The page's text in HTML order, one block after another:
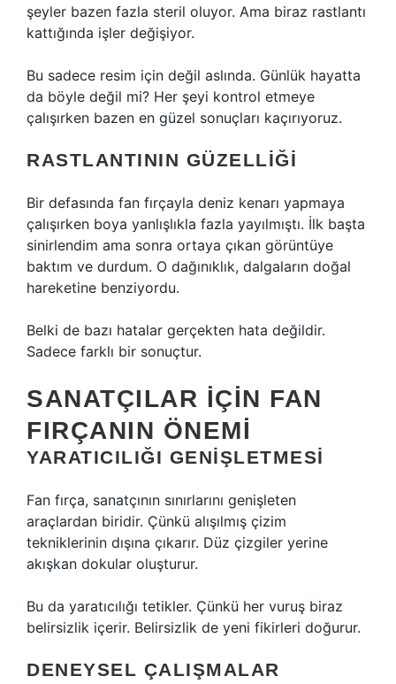
şeyler bazen fazla steril oluyor. Ama biraz rastlantı
kattığında işler değişiyor.
Bu sadece resim için değil aslında. Günlük hayatta
da böyle değil mi? Her şeyi kontrol etmeye
çalışırken bazen en güzel sonuçları kaçırıyoruz.
RASTLANTININ GÜZELLIĞI
Bir defasında fan fırçayla deniz kenarı yapmaya
çalışırken boya yanlışlıkla fazla yayılmıştı. İlk başta
sinirlendim ama sonra ortaya çıkan görüntüye
baktım ve durdum. O dağınıklık, dalgaların doğal
hareketine benziyordu.
Belki de bazı hatalar gerçekten hata değildir.
Sadece farklı bir sonuçtur.
SANATÇILAR IÇIN FAN
FIRÇANIN ÖNEMI
YARATICILIĞI GENIŞLETMESI
Fan fırça, sanatçının sınırlarını genişleten
araçlardan biridir. Çünkü alışılmış çizim
tekniklerinin dışına çıkarır. Düz çizgiler yerine
akışkan dokular oluşturur.
Bu da yaratıcılığı tetikler. Çünkü her vuruş biraz
belirsizlik içerir. Belirsizlik de yeni fikirleri doğurur.
DENEYSEL ÇALIŞMALAR